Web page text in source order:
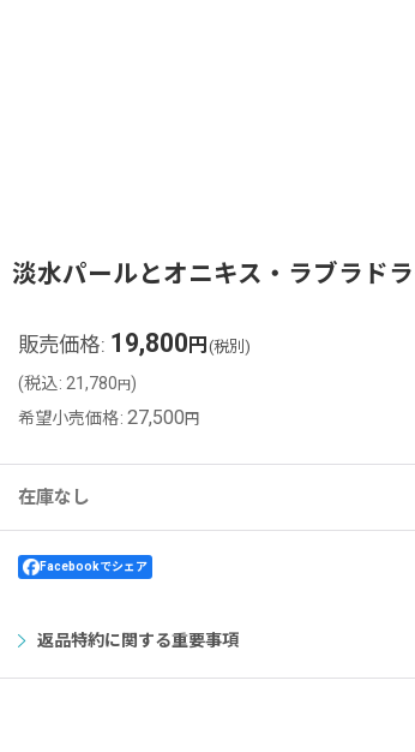
淡水パールとオニキス・ラブラド
販売価格: 19,800 円 (税別)
(税込: 21,780円)
希望小売価格: 27,500円
在庫なし
Facebookでシェア
返品特約に関する重要事項